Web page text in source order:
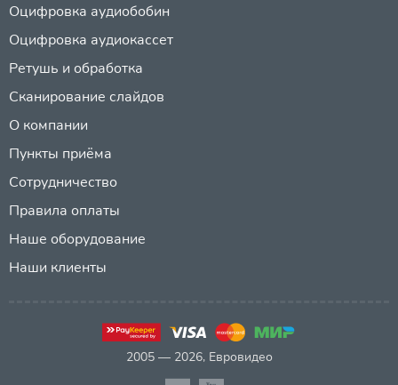
Оцифровка аудиобобин
Оцифровка аудиокассет
Ретушь и обработка
Сканирование слайдов
О компании
Пункты приёма
Сотрудничество
Правила оплаты
Наше оборудование
Наши клиенты
2005 — 2026, Евровидео